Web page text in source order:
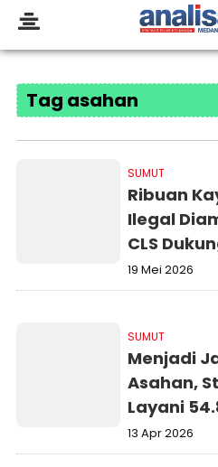
Tag asahan
SUMUT
Ribuan
Ilegal
CLS
Kehutanan
19 Mei 2026
SUMUT
Menjadi
Asahan,
Layani
pada
13 Apr 2026